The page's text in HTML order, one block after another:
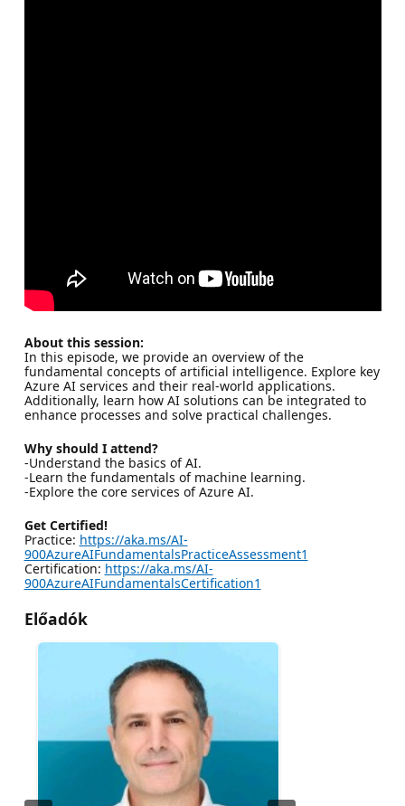
About this session:
In this episode, we provide an overview of the
fundamental concepts of artificial intelligence. Explore key
Azure AI services and their real-world applications.
Additionally, learn how AI solutions can be integrated to
enhance processes and solve practical challenges.
Why should I attend?
-Understand the basics of AI.
-Learn the fundamentals of machine learning.
-Explore the core services of Azure AI.
Get Certified!
Practice: https://aka.ms/AI-
900AzureAIFundamentalsPracticeAssessment1
Certification: https://aka.ms/AI-
900AzureAIFundamentalsCertification1
Előadók